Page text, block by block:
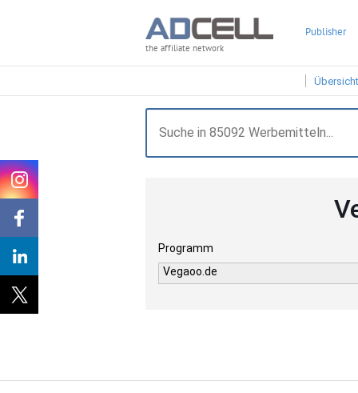
the affiliate network
Publisher
Übersicht
Programm
Vegaoo.de